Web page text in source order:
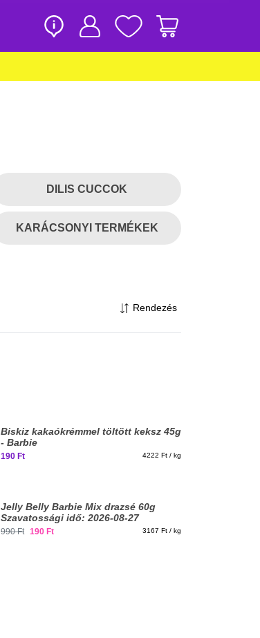
DILIS CUCCOK
KARÁCSONYI TERMÉKEK
Rendezés
Biskiz kakaókrémmel töltött keksz 45g
- Barbie
190 Ft 4222 Ft / kg
Jelly Belly Barbie Mix drazsé 60g
Szavatossági idő: 2026-08-27
990 Ft 190 Ft 3167 Ft / kg